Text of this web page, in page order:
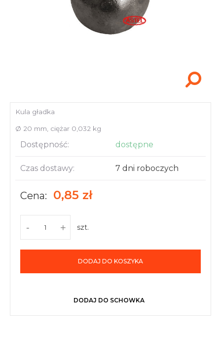
Akcesoria i narzędzia
Kula gładka
Ø 20 mm, ciężar 0,032 kg
Dostępność: dostępne
Czas dostawy: 7 dni roboczych
Cena: 0,85 zł
- + szt.
DODAJ DO KOSZYKA
DODAJ DO SCHOWKA